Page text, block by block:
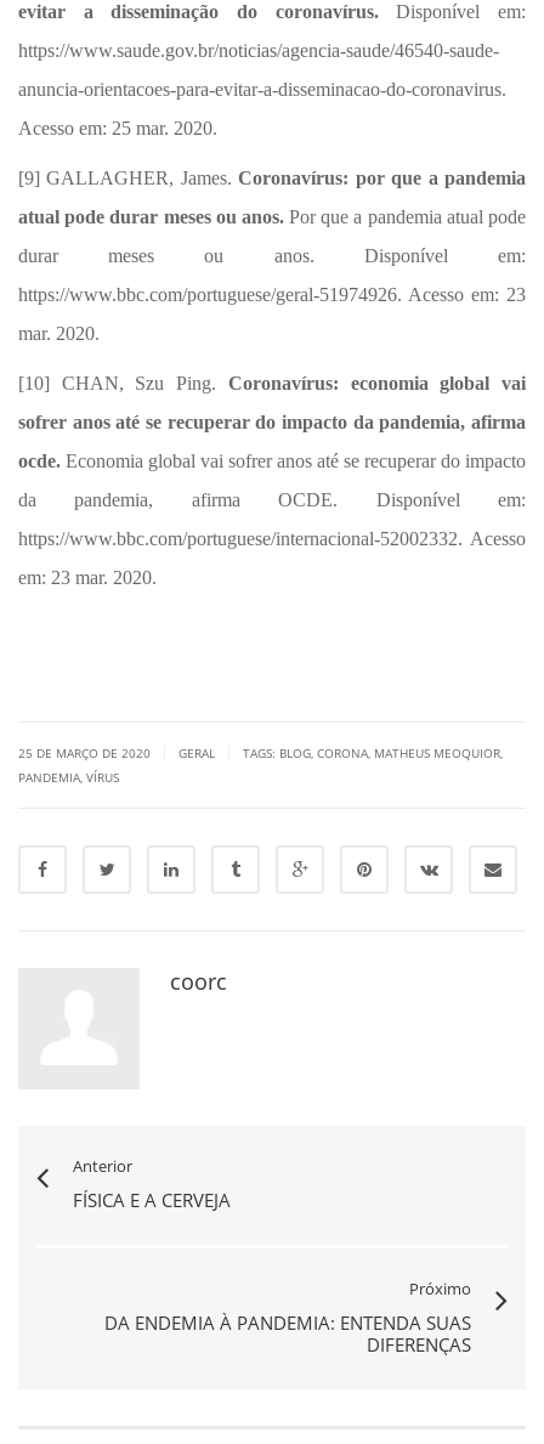
evitar a disseminação do coronavírus.Disponível em:
https://www.saude.gov.br/noticias/agencia-saude/46540-saude-
anuncia-orientacoes-para-evitar-a-disseminacao-do-coronavirus.
Acesso em: 25 mar. 2020.
[9]GALLAGHER, James.Coronavírus: por que a pandemia
atual pode durar meses ou anos.Por que a pandemia atual pode
durar meses ou anos. Disponível em:
https://www.bbc.com/portuguese/geral-51974926. Acesso em: 23
mar. 2020.
[10] CHAN, Szu Ping. Coronavírus: economia global vai
sofrer anos até se recuperar do impacto da pandemia, afirma
ocde. Economia global vai sofrer anos até se recuperar do impacto
da pandemia, afirma OCDE. Disponível em:
https://www.bbc.com/portuguese/internacional-52002332. Acesso
em: 23 mar. 2020.
25 DE MARÇO DE 2020 GERAL TAGS: BLOG CORONA MATHEUS MEOQUIOR
PANDEMIA VÍRUS
coorc
Anterior
FÍSICA E A CERVEJA
Próximo
DA ENDEMIA À PANDEMIA: ENTENDA SUAS
DIFERENÇAS